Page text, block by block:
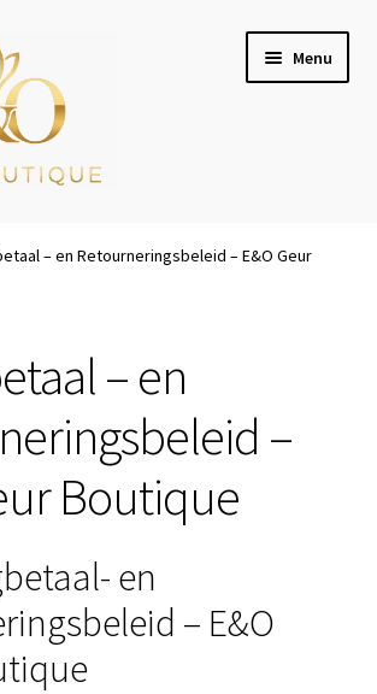
Menu
– en Retourneringsbeleid – E&O Geur
– en
–
Boutique
en
– E&O